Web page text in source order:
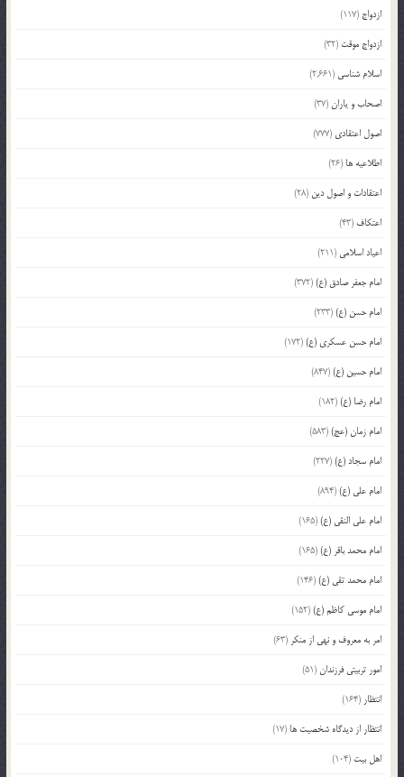
ازدواج (117)
ازدواج موقت (32)
اسلام شناسی (2,661)
اصحاب و یاران(37)
اصول اعتقادی (777)
اطلاعیه ها (26)
اعتقادات و اصول دین (28)
اعتکاف (43)
اعیاد اسلامی (211)
امام جعفر صادق (ع)(372)
امام حسن (ع)(233)
امام حسن عسکری (ع)(172)
امام حسین (ع)(847)
امام رضا (ع)(182)
امام زمان (عج)(583)
امام سجاد (ع)(227)
امام علی (ع)(894)
امام علی النقی (ع)(165)
امام محمد باقر (ع)(165)
امام محمد تقی (ع)(146)
امام موسی کاظم (ع)(152)
امر به معروف و نهی از منکر (63)
امور تربیتی فرزندان(51)
انتظار (164)
انتظار از دیدگاه شخصیت ها (17)
اهل بیت (104)